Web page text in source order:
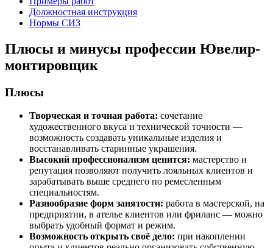
Должностная инструкция
Нормы СИЗ
Плюсы и минусы профессии Ювелир-
монтировщик
Плюсы
Творческая и точная работа: сочетание
художественного вкуса и технической точности —
возможность создавать уникальные изделия и
восстанавливать старинные украшения.
Высокий профессионализм ценится: мастерство и
репутация позволяют получить лояльных клиентов и
зарабатывать выше среднего по ремесленным
специальностям.
Разнообразие форм занятости: работа в мастерской, на
предприятии, в ателье клиентов или фриланс — можно
выбрать удобный формат и режим.
Возможность открыть своё дело: при накоплении